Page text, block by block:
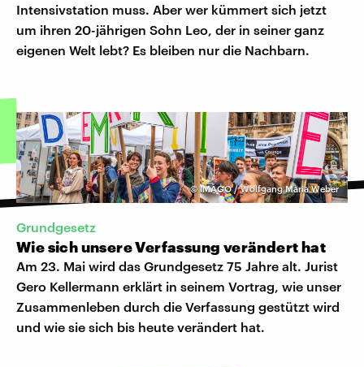
Intensivstation muss. Aber wer kümmert sich jetzt
um ihren 20-jährigen Sohn Leo, der in seiner ganz
eigenen Welt lebt? Es bleiben nur die Nachbarn.
© IMAGO / Wolfgang Maria Weber
Grundgesetz
Wie sich unsere Verfassung verändert hat
Am 23. Mai wird das Grundgesetz 75 Jahre alt. Jurist
Gero Kellermann erklärt in seinem Vortrag, wie unser
Zusammenleben durch die Verfassung gestützt wird
und wie sie sich bis heute verändert hat.